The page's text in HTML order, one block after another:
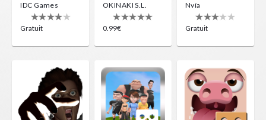
IDC Games
Gratuit
OKINAKI S.L.
0.99€
Nvía
Gratuit